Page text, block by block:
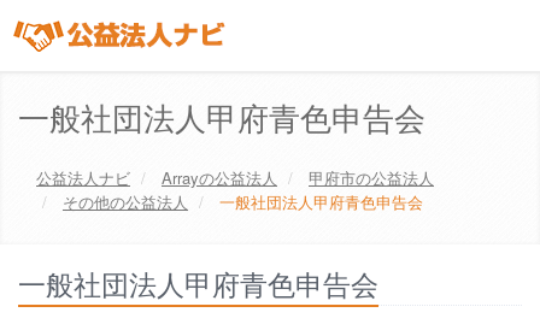
一般社団法人甲府青色申告会
公益法人ナビ Arrayの公益法人 甲府市の公益法人
その他の公益法人
一般社団法人甲府青色申告会
一般社団法人甲府青色申告会